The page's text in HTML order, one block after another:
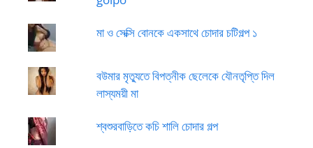
মা ও সেক্সি বোনকে একসাথে চোদার চটিগল্প ১
বউমার মৃত্যুতে বিপত্নীক ছেলেকে যৌনতৃপ্তি দিল
লাস্যময়ী মা
শ্বশুরবাড়িতে কচি শালি চোদার গল্প